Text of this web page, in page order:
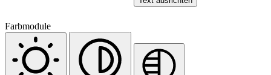
Farbmodule